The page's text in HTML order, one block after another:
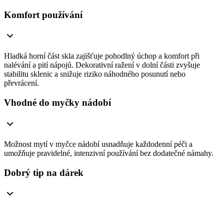
Komfort používání
Hladká horní část skla zajišťuje pohodlný úchop a komfort při
nalévání a pití nápojů. Dekorativní ražení v dolní části zvyšuje
stabilitu sklenic a snižuje riziko náhodného posunutí nebo
převrácení.
Vhodné do myčky nádobí
Možnost mytí v myčce nádobí usnadňuje každodenní péči a
umožňuje pravidelné, intenzivní používání bez dodatečné námahy.
Dobrý tip na dárek